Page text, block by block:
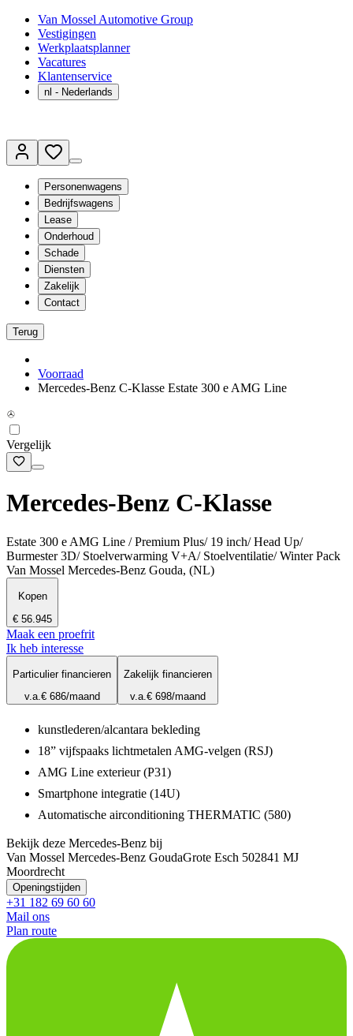
Van Mossel Automotive Group
Vestigingen
Werkplaatsplanner
Vacatures
Klantenservice
nl - Nederlands
Personenwagens
Bedrijfswagens
Lease
Onderhoud
Schade
Diensten
Zakelijk
Contact
Terug
Voorraad
Mercedes-Benz C-Klasse Estate 300 e AMG Line
Vergelijk
Mercedes-Benz C-Klasse
Estate 300 e AMG Line / Premium Plus/ 19 inch/ Head Up/
Burmester 3D/ Stoelverwarming V+A/ Stoelventilatie/ Winter Pack
Van Mossel Mercedes-Benz Gouda, (NL)
Kopen
€ 56.945
Maak een proefrit
Ik heb interesse
Particulier financieren
v.a.€ 686/maand
Zakelijk financieren
v.a.€ 698/maand
kunstlederen/alcantara bekleding
18” vijfspaaks lichtmetalen AMG-velgen (RSJ)
AMG Line exterieur (P31)
Smartphone integratie (14U)
Automatische airconditioning THERMATIC (580)
Bekijk deze Mercedes-Benz bij
Van Mossel Mercedes-Benz GoudaGrote Esch 502841 MJ
Moordrecht
Openingstijden
+31 182 69 60 60
Mail ons
Plan route